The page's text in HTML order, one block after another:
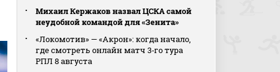
Михаил Кержаков назвал ЦСКА самой
неудобной командой для «Зенита»
«Локомотив» — «Акрон»: когда начало,
где смотреть онлайн матч 3‑го тура
РПЛ 8 августа